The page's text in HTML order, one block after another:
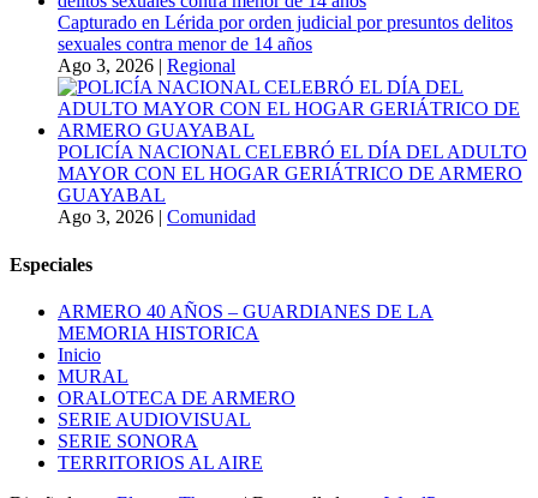
Capturado en Lérida por orden judicial por presuntos delitos
sexuales contra menor de 14 años
Ago 3, 2026 | Regional
POLICÍA NACIONAL CELEBRÓ EL DÍA DEL ADULTO
MAYOR CON EL HOGAR GERIÁTRICO DE ARMERO
GUAYABAL
Ago 3, 2026 | Comunidad
Especiales
ARMERO 40 AÑOS – GUARDIANES DE LA
MEMORIA HISTORICA
Inicio
MURAL
ORALOTECA DE ARMERO
SERIE AUDIOVISUAL
SERIE SONORA
TERRITORIOS AL AIRE